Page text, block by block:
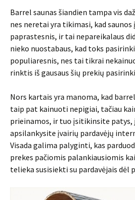
Barrel saunas šiandien tampa vis
nes neretai yra tikimasi, kad saunos
paprastesnis, ir tai nepareikalaus
nieko nuostabaus, kad toks
populiaresnis, nes tai tikrai
rinktis iš gausaus šių prekių
Nors kartais yra manoma, kad
taip pat kainuoti nepigiai, tačiau
prieinamos, ir tuo įsitikinsite patys,
apsilankysite įvairių pardavėjų
Visada galima palyginti, kas
prekes pačiomis palankiausiomis
telieka susisiekti su pardavėjais dėl